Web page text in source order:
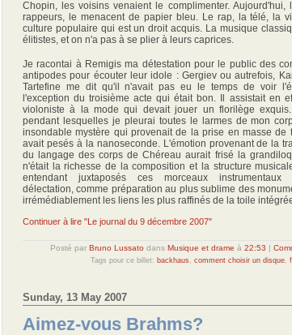
Chopin, les voisins venaient le complimenter. Aujourd'hui,
rappeurs, le menacent de papier bleu. Le rap, la télé, la
culture populaire qui est un droit acquis. La musique
élitistes, et on n'a pas à se plier à leurs caprices.
Je racontai à Remigis ma détestation pour le public des
antipodes pour écouter leur idole : Gergiev ou autrefois,
Tartefine me dit qu'il n'avait pas eu le temps de voir
l'exception du troisième acte qui était bon. Il assistait en
violoniste à la mode qui devait jouer un florilège
pendant lesquelles je pleurai toutes le larmes de mon
insondable mystère qui provenait de la prise en masse de
avait pesés à la nanoseconde. L'émotion provenant de la
du langage des corps de Chéreau aurait frisé la
n'était la richesse de la composition et la structure
entendant juxtaposés ces morceaux
délectation, comme préparation au plus sublime des
irrémédiablement les liens les plus raffinés de la toile
Continuer à lire "Le journal du 9 décembre 2007"
Posté par Bruno Lussato dans Musique et drame à 22:53 |
Tags pour ce billet: backhaus comment choisir un disque
Sunday, 13 May 2007
Aimez-vous Brahms?